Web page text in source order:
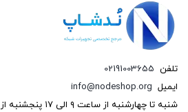
(136)
سوکت و کیستون
(26)
فیبر نوری
تلفن 02191003655
ایمیل info@nodeshop.org
شنبه تا چهارشنبه از ساعت ۹ الی ۱۷ پنجشنبه از ساعت ۹ الی ۱۳